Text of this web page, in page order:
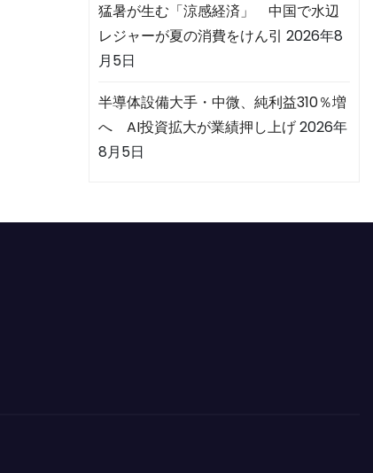
猛暑が生む「涼感経済」 中国で水辺
レジャーが夏の消費をけん引 2026年8
月5日
半導体設備大手・中微、純利益310％増
へ AI投資拡大が業績押し上げ2026年
8月5日